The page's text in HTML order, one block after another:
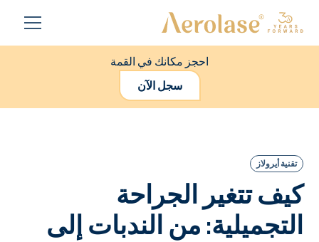
احجز مكانك في القمة
سجل الآن
تقنية أيرولاز
كيف تتغير الجراحة
التجميلية: من الندبات إلى